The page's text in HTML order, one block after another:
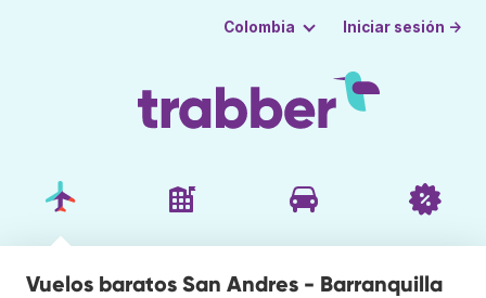
Colombia Iniciar sesión →
Vuelos baratos San Andres - Barranquilla